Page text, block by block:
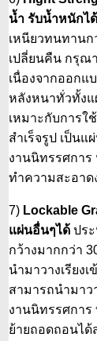
น้ำ รับน้ำหนักไ
เหนียวทนทาน
เปลี่ยนคืน กรุณ
เนื่องจากออกแ
หลังหนาทั่วทั้งแ
เหมาะกับการใ
สำเร็จรูป เป็น
งานนิทรรศการ
ทำความสะอาด
7) Lockable
แผ่นอื่นๆได้ ปร
กว้างมากกว่า
นำมาวางเรียง
สามารถนำมาว
งานนิทรรศการ
ย้ายถอดถอนไ